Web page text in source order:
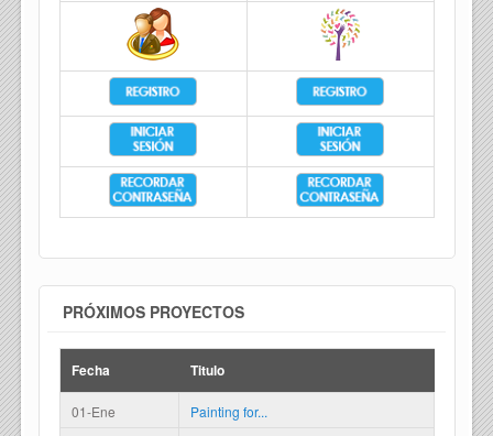
PRÓXIMOS PROYECTOS
Fecha Titulo
01-Ene
Painting for...